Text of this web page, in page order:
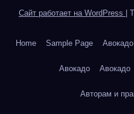
Сайт работает на WordPress
Home Sample Page Авокадо
Авокадо Авокадо
Авторам и